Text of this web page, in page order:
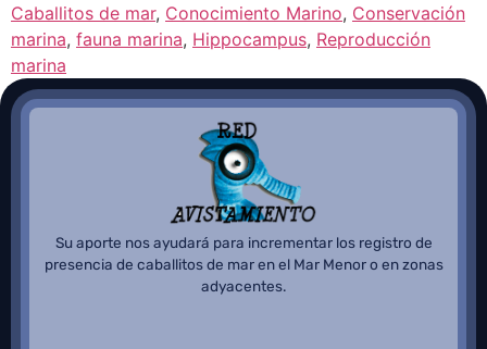
Caballitos de mar, Conocimiento Marino, Conservación
marina, fauna marina, Hippocampus, Reproducción
marina
Su aporte nos ayudará para incrementar los registro de
presencia de caballitos de mar en el Mar Menor o en zonas
adyacentes.